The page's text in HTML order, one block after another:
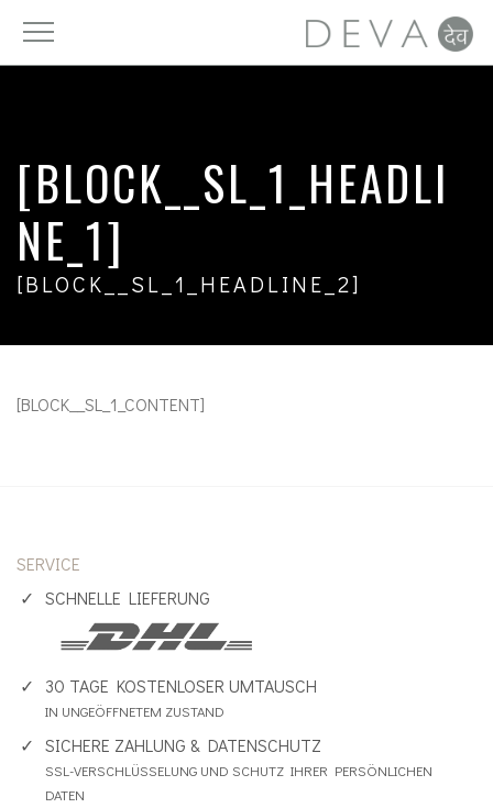
[BLOCK__SL_1_HEADLI
NE_1]
[BLOCK__SL_1_HEADLINE_2]
[BLOCK__SL_1_CONTENT]
SERVICE
SCHNELLE LIEFERUNG
30 TAGE KOSTENLOSER UMTAUSCH
IN UNGEÖFFNETEM ZUSTAND
SICHERE ZAHLUNG & DATENSCHUTZ
SSL-VERSCHLÜSSELUNG UND SCHUTZ IHRER PERSÖNLICHEN
DATEN
Mineralien
Spurenelemente
Zellschutz
Anti Stress
Mood Balance
Ayurveda
MA-Produkte
Ruhe
Ernährung
Bewegung